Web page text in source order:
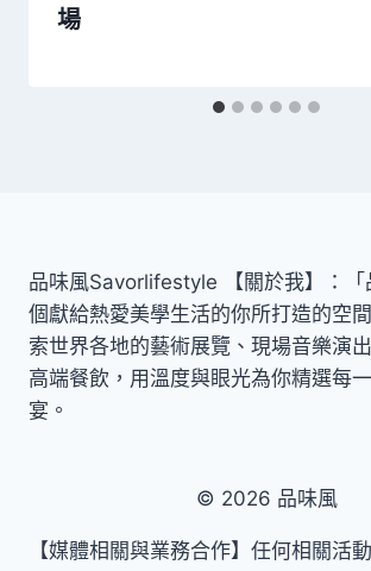
場
品味風Savorlifestyle 【關於我】：「
個獻給熱愛美學生活的你所打造的空
索世界各地的藝術展覽、現場音樂演
高端餐飲，用溫度與眼光為你精選每
宴。
© 2026 品味風
【媒體相關與業務合作】任何相關活